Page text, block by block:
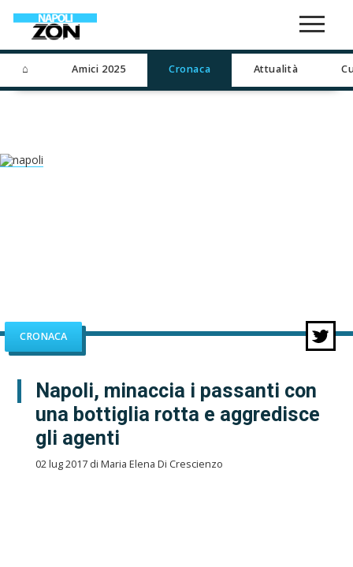
⌂ Amici 2025 Cronaca Attualità
CRONACA
Napoli, minaccia i passanti con
una bottiglia rotta e aggredisce
gli agenti
02 lug 2017 di Maria Elena Di Crescienzo